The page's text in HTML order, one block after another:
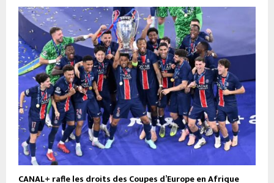
CANAL+ rafle les droits des Coupes d’Europe en Afrique